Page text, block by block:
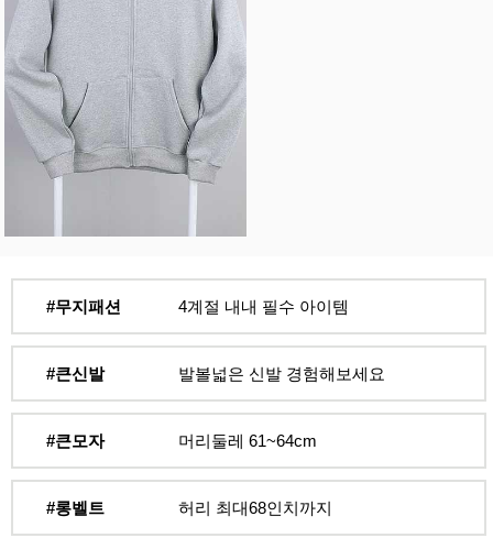
#무지패션 4계절 내내 필수 아이템
#큰신발 발볼넓은 신발 경험해보세요
#큰모자 머리둘레 61~64cm
#롱벨트 허리 최대68인치까지